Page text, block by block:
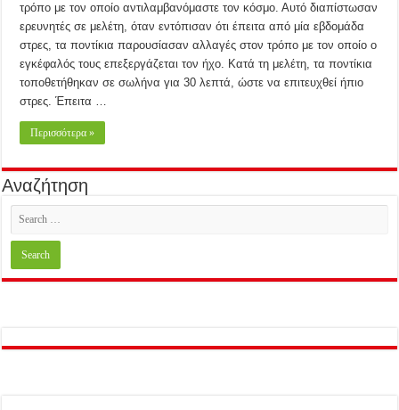
τρόπο με τον οποίο αντιλαμβανόμαστε τον κόσμο. Αυτό διαπίστωσαν
ερευνητές σε μελέτη, όταν εντόπισαν ότι έπειτα από μία εβδομάδα
στρες, τα ποντίκια παρουσίασαν αλλαγές στον τρόπο με τον οποίο ο
εγκέφαλός τους επεξεργάζεται τον ήχο. Κατά τη μελέτη, τα ποντίκια
τοποθετήθηκαν σε σωλήνα για 30 λεπτά, ώστε να επιτευχθεί ήπιο
στρες. Έπειτα …
Περισσότερα »
Αναζήτηση